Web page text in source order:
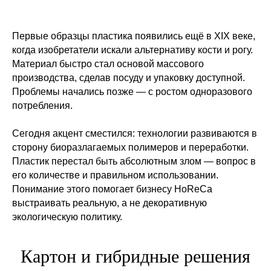
Первые образцы пластика появились ещё в XIX веке,
когда изобретатели искали альтернативу кости и рогу.
Материал быстро стал основой массового
производства, сделав посуду и упаковку доступной.
Проблемы начались позже — с ростом одноразового
потребления.
Сегодня акцент сместился: технологии развиваются в
сторону биоразлагаемых полимеров и переработки.
Пластик перестал быть абсолютным злом — вопрос в
его количестве и правильном использовании.
Понимание этого помогает бизнесу HoReCa
выстраивать реальную, а не декоративную
экологическую политику.
Картон и гибридные решения